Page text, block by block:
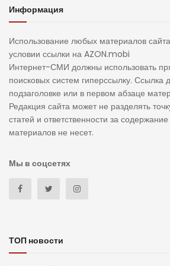
Информация
Использование любых материалов
условии ссылки на AZON.mobi
Интернет-СМИ должны использовать
поисковых систем гиперссылку.
подзаголовке или в первом абзаце
Редакция сайта может не разделять
статей и ответственности за
материалов не несет.
Мы в соцсетях
ТОП новости